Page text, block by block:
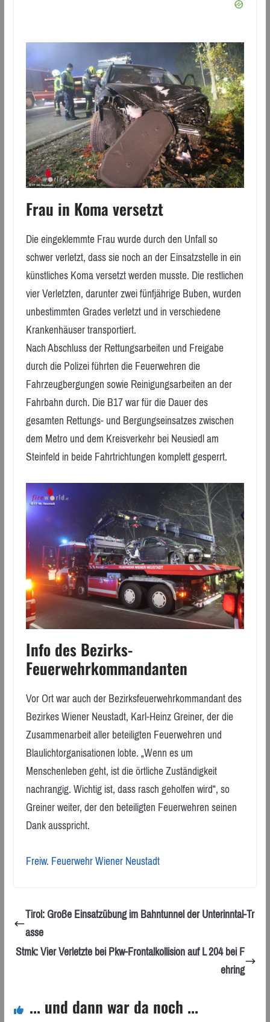
Frau in Koma versetzt
Die eingeklemmte Frau wurde durch den Unfall so
schwer verletzt, dass sie noch an der Einsatzstelle in ein
künstliches Koma versetzt werden musste. Die restlichen
vier Verletzten, darunter zwei fünfjährige Buben, wurden
unbestimmten Grades verletzt und in verschiedene
Krankenhäuser transportiert.
Nach Abschluss der Rettungsarbeiten und Freigabe
durch die Polizei führten die Feuerwehren die
Fahrzeugbergungen sowie Reinigungsarbeiten an der
Fahrbahn durch. Die B17 war für die Dauer des
gesamten Rettungs- und Bergungseinsatzes zwischen
dem Metro und dem Kreisverkehr bei Neusiedl am
Steinfeld in beide Fahrtrichtungen komplett gesperrt.
Info des Bezirks-
Feuerwehrkommandanten
Vor Ort war auch der Bezirksfeuerwehrkommandant des
Bezirkes Wiener Neustadt, Karl-Heinz Greiner, der die
Zusammenarbeit aller beteiligten Feuerwehren und
Blaulichtorganisationen lobte. „Wenn es um
Menschenleben geht, ist die örtliche Zuständigkeit
nachrangig. Wichtig ist, dass rasch geholfen wird“, so
Greiner weiter, der den beteiligten Feuerwehren seinen
Dank ausspricht.
Freiw. Feuerwehr Wiener Neustadt
Tirol: Große Einsatzübung im Bahntunnel der Unterinntal-Tr
asse
Stmk: Vier Verletzte bei Pkw-Frontalkollision auf L 204 bei F
ehring
... und dann war da noch ...